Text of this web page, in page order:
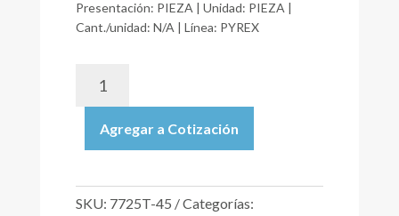
Presentación: PIEZA | Unidad: PIEZA |
Cant./unidad: N/A | Línea: PYREX
MACERADOR
DE
POTTER-
Agregar a Cotización
SKU: 7725T-45
Categorías: